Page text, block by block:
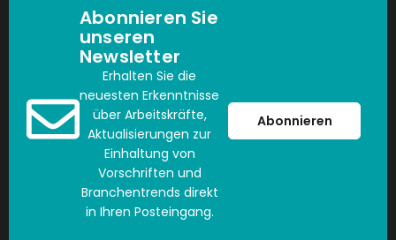
Abonnieren Sie
unseren
Newsletter
Erhalten Sie die
neuesten Erkenntnisse
über Arbeitskräfte,
Aktualisierungen zur
Einhaltung von
Vorschriften und
Branchentrends direkt
in Ihren Posteingang.
Abonnieren